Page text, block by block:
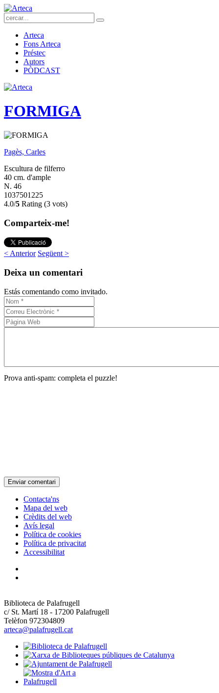
Arteca
Fons Arteca
Préstec
Autors
PÒDCAST
FORMIGA
Pagès, Carles
Escultura de filferro
40 cm. d'ample
N. 46
1037501225
4.0/5 Rating (3 vots)
Comparteix-me!
< Anterior Següent >
Deixa un comentari
Estás comentando como invitado.
Prova anti-spam: completa el puzzle!
Contacta'ns
Mapa del web
Crèdits del web
Avís legal
Política de cookies
Política de privacitat
Accessibilitat
Biblioteca de Palafrugell
c/ St. Martí 18 - 17200 Palafrugell
Telèfon 972304809
arteca@palafrugell.cat